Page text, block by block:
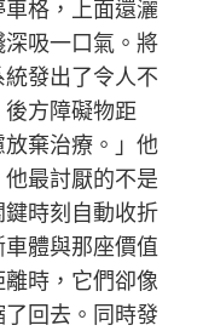
格，上面還灑
吸一口氣。將
發出了令人不
後方障礙物距
棄治療。」他
最討厭的不是
時刻自動收折
體與那座價值
時，它們卻像
回去。同時發